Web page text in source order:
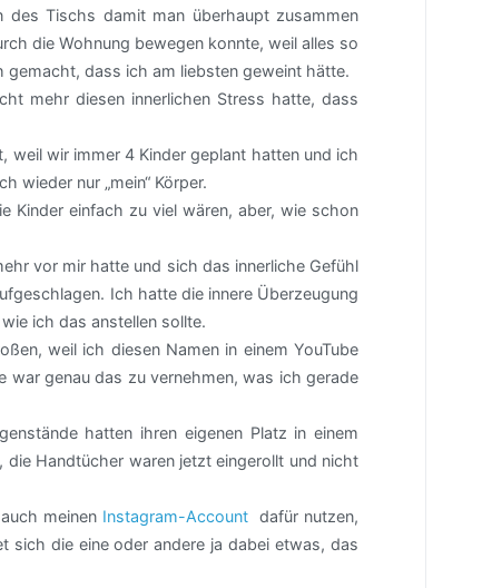
des Tischs damit man überhaupt zusammen
die Wohnung bewegen konnte, weil alles so
dass ich am liebsten geweint hätte.
mehr diesen innerlichen Stress hatte, dass
weil wir immer 4 Kinder geplant hatten und ich
wieder nur „mein“ Körper.
Kinder einfach zu viel wären, aber, wie schon
vor mir hatte und sich das innerliche Gefühl
Ich hatte die innere Überzeugung
ich das anstellen sollte.
weil ich diesen Namen in einem YouTube
genau das zu vernehmen, was ich gerade
hatten ihren eigenen Platz in einem
Handtücher waren jetzt eingerollt und nicht
meinen Instagram-Accountdafür nutzen,
sich die eine oder andere ja dabei etwas, das